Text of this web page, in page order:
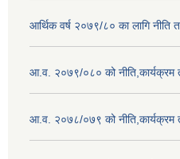
आर्थिक वर्ष २०७९/८० का लागि नीति
आ.व. २०७९/०८० को नीति,कार्यक्रम
आ.व. २०७८/०७९ को नीति,कार्यक्रम